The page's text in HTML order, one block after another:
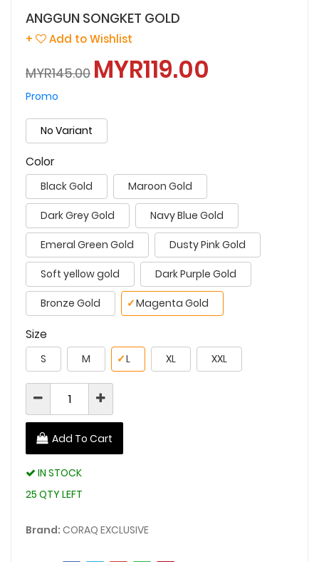
ANGGUN SONGKET GOLD
+ Add to Wishlist
MYR145.00 MYR119.00
Promo
No Variant
Color
Black Gold Maroon Gold
Dark Grey Gold Navy Blue Gold
Emeral Green Gold Dusty Pink Gold
Soft yellow gold Dark Purple Gold
Bronze Gold Magenta Gold
✓
Size
S M L
✓ XL XXL
Add To Cart
IN STOCK
25 QTY LEFT
Brand: CORAQ EXCLUSIVE